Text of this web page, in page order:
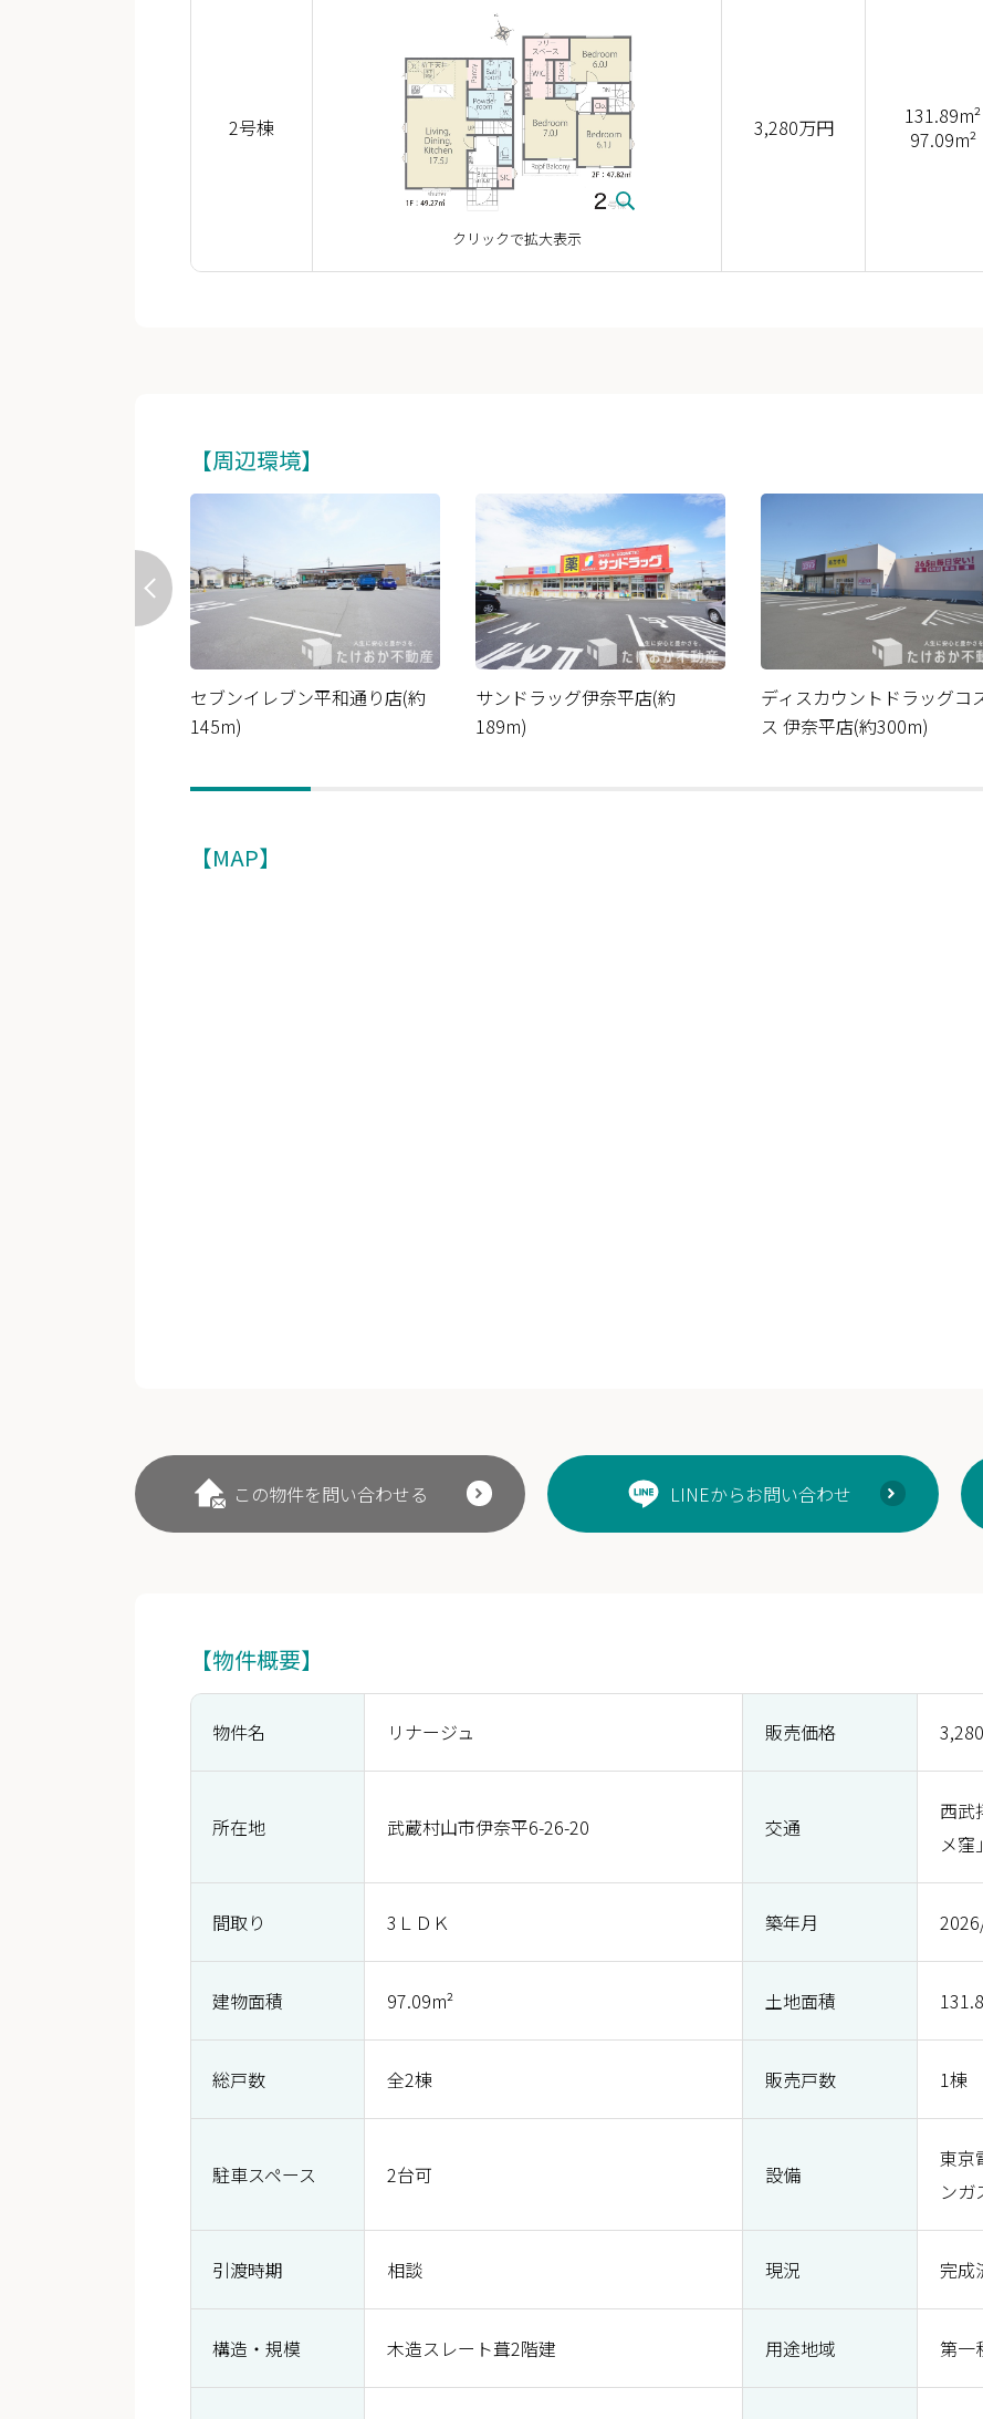
2号棟
クリックで拡大表示
3,280万円
131.89m²
97.09m²
【周辺環境】
セブンイレブン平和通り店(約
145m)
サンドラッグ伊奈平店(約
189m)
ディスカウントドラッグコ
ス 伊奈平店(約300m)
【MAP】
この物件を問い合わせる LINEからお問い合わせ
【物件概要】
物件名 リナージュ 販売価格
所在地 武蔵村山市伊奈平6-26-20 交通
西武
メ窪
間取り 3ＬＤＫ 築年月
建物面積 97.09m² 土地面積
総戸数 全2棟 販売戸数 1棟
駐車スペース 2台可 設備
東京
ンガ
引渡時期 相談 現況 完成
構造・規模 木造スレート葺2階建 用途地域 第一